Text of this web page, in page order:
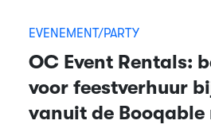
EVENEMENT/PARTY
OC Event Rentals:
voor feestverhuur
vanuit de Booqable